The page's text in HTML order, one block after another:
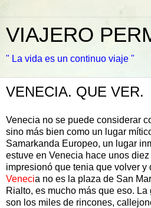
VIAJERO
" La vida es un continuo viaje "
VENECIA. QUE VER.
Venecia no se puede considerar
sino más bien como un lugar
Samarkanda Europeo, un lugar
estuve en Venecia hace unos
impresionó que tenia que volver y
Venecia no es la plaza de San
Rialto, es mucho más que eso.
son los miles de rincones,